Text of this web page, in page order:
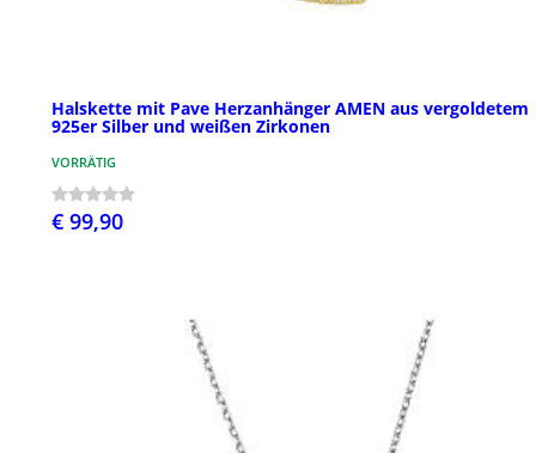
Halskette mit Pave Herzanhänger AMEN aus vergoldetem
925er Silber und weißen Zirkonen
VORRÄTIG
€ 99,90